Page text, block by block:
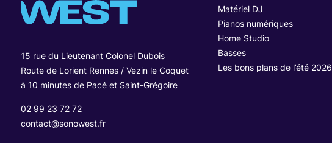
15 rue du Lieutenant Colonel Dubois
Route de Lorient Rennes / Vezin le Coquet
à 10 minutes de Pacé et Saint-Grégoire
02 99 23 72 72
contact@sonowest.fr
Matériel DJ
Pianos numériques
Home Studio
Basses
Les bons plans de l’été 2026